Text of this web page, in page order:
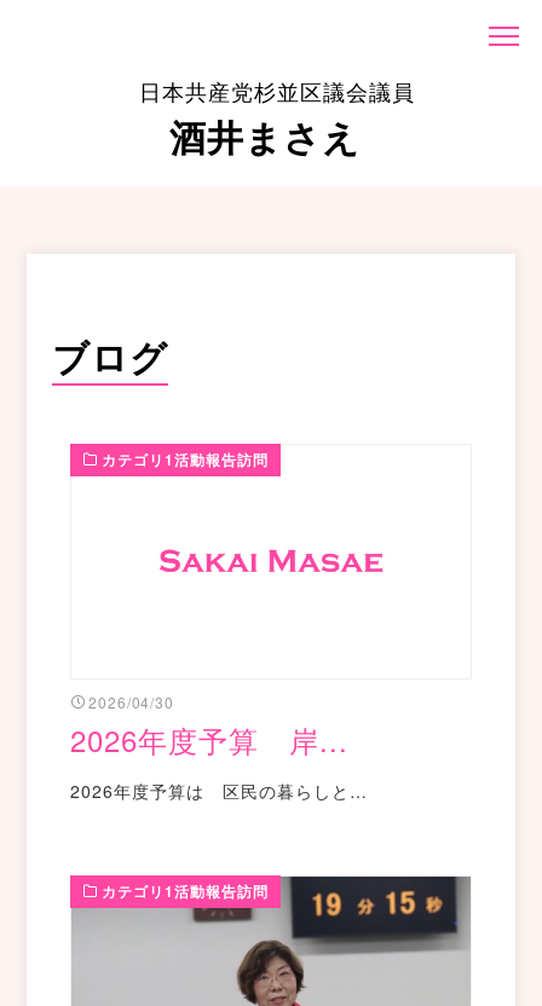
日本共産党杉並区議会議員
酒井まさえ
ブログ
カテゴリ1活動報告訪問
2026/04/30
2026年度予算 岸...
2026年度予算は 区民の暮らしと…
カテゴリ1活動報告訪問